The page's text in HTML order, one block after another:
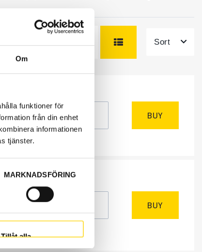
Om
funktioner för
från din enhet
informationen
tjänster.
MARKNADSFÖRING
Tillåt alla
Sort
BUY
BUY